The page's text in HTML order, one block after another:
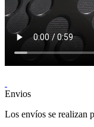
Envios
Los envíos se realizan